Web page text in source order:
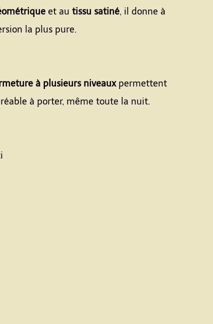
et au tissu satiné, il donne à
la plus pure.
à plusieurs niveauxpermettent
à porter, même toute la nuit.